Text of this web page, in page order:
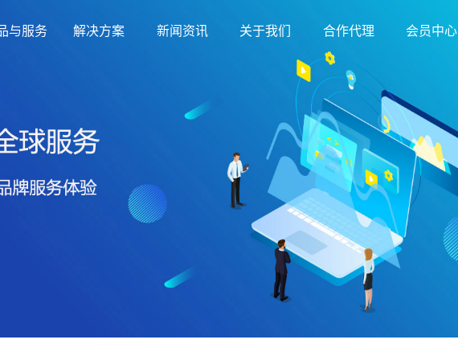
与服务 解决方案 新闻资讯 关于我们 合作代理 会员中心